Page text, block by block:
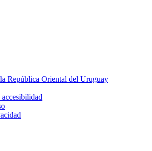
República Oriental del Uruguay